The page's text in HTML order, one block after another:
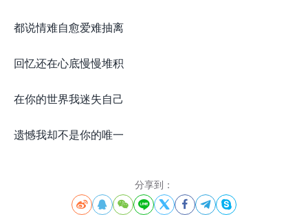
都说情难自愈爱难抽离
回忆还在心底慢慢堆积
在你的世界我迷失自己
遗憾我却不是你的唯一
分享到：
       